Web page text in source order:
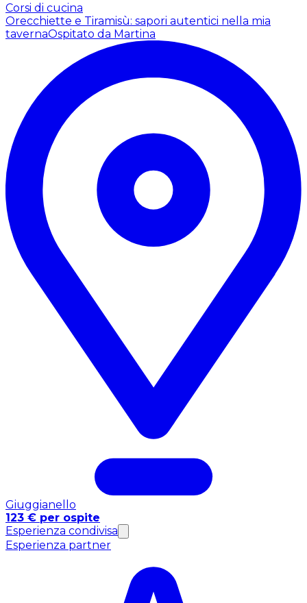
Corsi di cucina
Orecchiette e Tiramisù: sapori autentici nella mia
tavernaOspitato da Martina
Giuggianello
123 € per ospite
Esperienza condivisa
Esperienza partner